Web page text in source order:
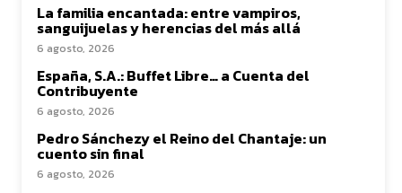
La familia encantada: entre vampiros,
sanguijuelas y herencias del más allá
6 agosto, 2026
España, S.A.: Buffet Libre… a Cuenta del
Contribuyente
6 agosto, 2026
Pedro Sánchezy el Reino del Chantaje: un
cuento sin final
6 agosto, 2026